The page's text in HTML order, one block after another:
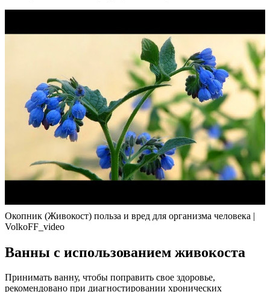
Окопник (Живокост) польза и вред для организма человека |
VolkoFF_video
Ванны с использованием живокоста
Принимать ванну, чтобы поправить свое здоровье,
рекомендовано при диагностировании хронических